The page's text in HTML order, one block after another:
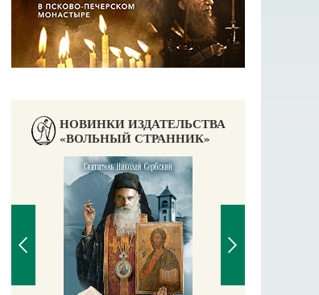
НОВИНКИ ИЗДАТЕЛЬСТВА
«ВОЛЬНЫЙ СТРАННИК»